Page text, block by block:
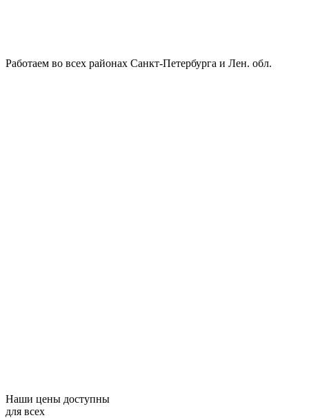
Работаем во всех районах Санкт-Петербурга и Лен. обл.
Наши цены доступны
для всех